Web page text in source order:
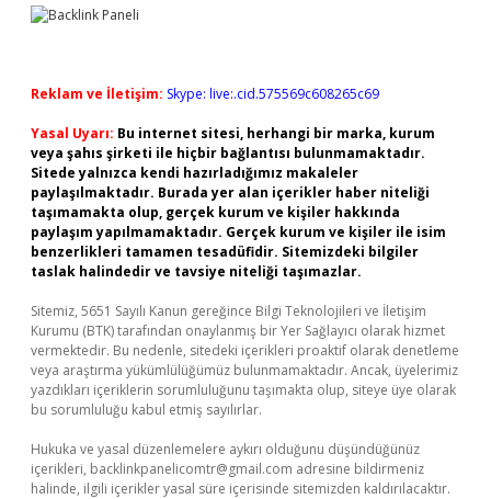
Reklam ve İletişim: Skype: live:.cid.575569c608265c69
Yasal Uyarı: Bu internet sitesi, herhangi bir marka, kurum
veya şahıs şirketi ile hiçbir bağlantısı bulunmamaktadır.
Sitede yalnızca kendi hazırladığımız makaleler
paylaşılmaktadır. Burada yer alan içerikler haber niteliği
taşımamakta olup, gerçek kurum ve kişiler hakkında
paylaşım yapılmamaktadır. Gerçek kurum ve kişiler ile isim
benzerlikleri tamamen tesadüfidir. Sitemizdeki bilgiler
taslak halindedir ve tavsiye niteliği taşımazlar.
Sitemiz, 5651 Sayılı Kanun gereğince Bilgi Teknolojileri ve İletişim
Kurumu (BTK) tarafından onaylanmış bir Yer Sağlayıcı olarak hizmet
vermektedir. Bu nedenle, sitedeki içerikleri proaktif olarak denetleme
veya araştırma yükümlülüğümüz bulunmamaktadır. Ancak, üyelerimiz
yazdıkları içeriklerin sorumluluğunu taşımakta olup, siteye üye olarak
bu sorumluluğu kabul etmiş sayılırlar.
Hukuka ve yasal düzenlemelere aykırı olduğunu düşündüğünüz
içerikleri, backlinkpanelicomtr@gmail.com adresine bildirmeniz
halinde, ilgili içerikler yasal süre içerisinde sitemizden kaldırılacaktır.